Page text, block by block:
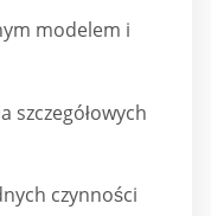
modelem i
szczegółowych
czynności